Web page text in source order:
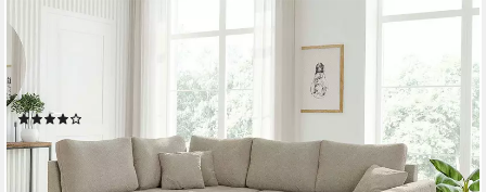
Ecksofa Leif mit Braun Holzfüßen im skandinavischen Stil aus
Boucle-Stoff, Ottomane links oder rechts bestellbar, mit
Wellenfederung
869,99 € UVP1.089,99 €
-20%
lieferbar in 3 Wochen